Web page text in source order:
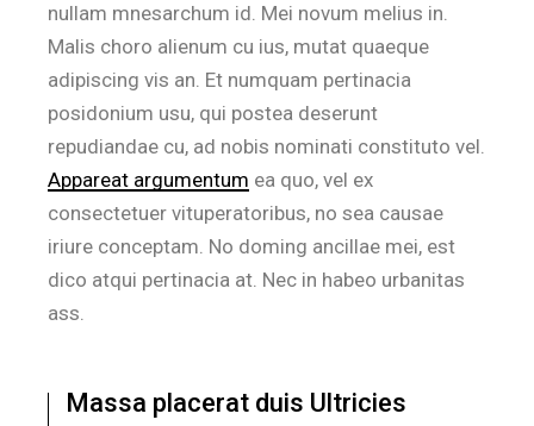
nullam mnesarchum id. Mei novum melius in.
Malis choro alienum cu ius, mutat quaeque
adipiscing vis an. Et numquam pertinacia
posidonium usu, qui postea deserunt
repudiandae cu, ad nobis nominati constituto vel.
Appareat argumentum ea quo, vel ex
consectetuer vituperatoribus, no sea causae
iriure conceptam. No doming ancillae mei, est
dico atqui pertinacia at. Nec in habeo urbanitas
ass.
Massa placerat duis Ultricies